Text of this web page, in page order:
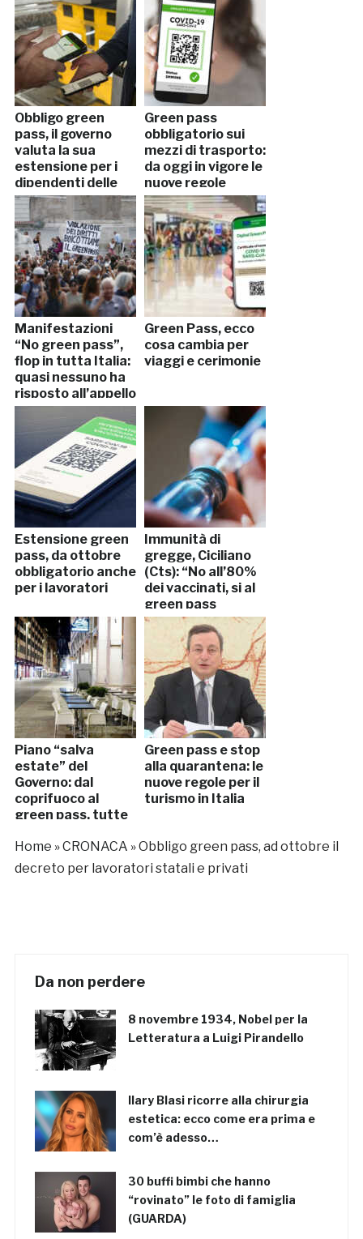
Obbligo green
pass, il governo
valuta la sua
estensione per i
dipendenti delle
aziende
Green pass
obbligatorio sui
mezzi di trasporto:
da oggi in vigore le
nuove regole
Manifestazioni
“No green pass”,
flop in tutta Italia:
quasi nessuno ha
risposto all’appello
Green Pass, ecco
cosa cambia per
viaggi e cerimonie
Estensione green
pass, da ottobre
obbligatorio anche
per i lavoratori
Immunità di
gregge, Ciciliano
(Cts): “No all’80%
dei vaccinati, si al
green pass
obbligatorio”
Piano “salva
estate” del
Governo: dal
coprifuoco al
green pass, tutte
Green pass e stop
alla quarantena: le
nuove regole per il
turismo in Italia
Home »CRONACA »Obbligo green pass, ad ottobre il
decreto per lavoratori statali e privati
Da non perdere
8 novembre 1934, Nobel per la
Letteratura a Luigi Pirandello
Ilary Blasi ricorre alla chirurgia
estetica: ecco come era prima e
com’è adesso…
30 buffi bimbi che hanno
“rovinato” le foto di famiglia
(GUARDA)